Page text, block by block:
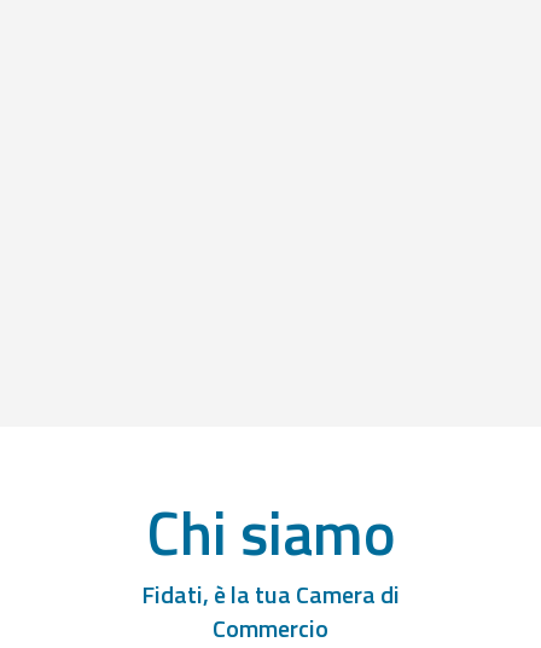
Chi siamo
Fidati, è la tua Camera di
Commercio